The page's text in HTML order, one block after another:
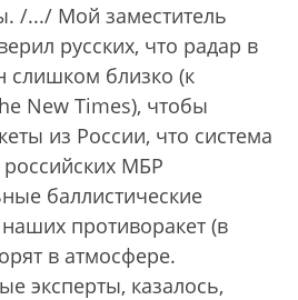
/.../ Мой заместитель
русских, что радар в
слишком близко (к
New Times), чтобы
из России, что система
МБР
баллистические
противоракет (в
в атмосфере.
эксперты, казалось,